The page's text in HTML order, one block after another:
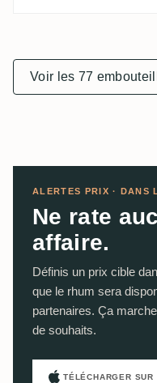
Voir les 77
ALERTES PRIX · DANS
Ne rate
affaire.
Définis un prix cible
que le rhum sera
partenaires. Ça
de souhaits.
TÉLÉCHARGER SUR